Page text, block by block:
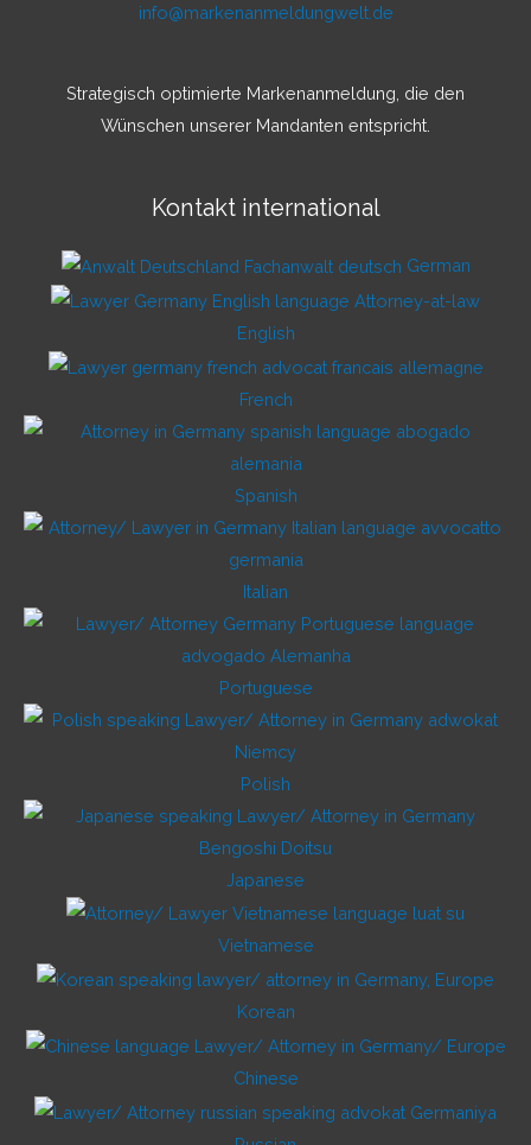
info@markenanmeldungwelt.de
Strategisch optimierte Markenanmeldung, die den
Wünschen unserer Mandanten entspricht.
Kontakt international
German
English
French
Spanish
Italian
Portuguese
Polish
Japanese
Vietnamese
Korean
Chinese